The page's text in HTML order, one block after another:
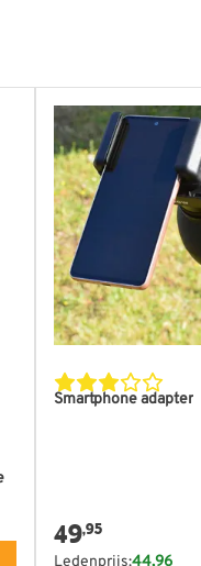
Smartphone adapter
49,95